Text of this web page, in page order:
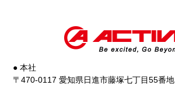
● 本社
〒470-0117 愛知県日進市藤塚七丁目55番地